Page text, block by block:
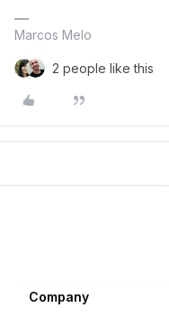
Marcos Melo
2 people like this
Company